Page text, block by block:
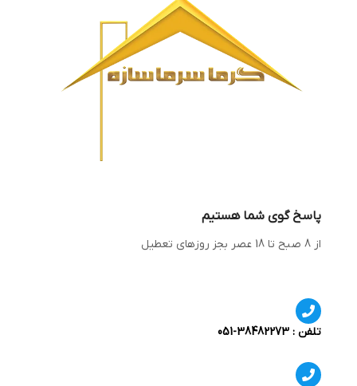
پاسخ گوی شما هستیم
از 8 صبح تا 18 عصر بجز روزهای تعطیل
تلفن : 38482273-051